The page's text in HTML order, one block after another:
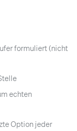
formuliert (nicht
echten
Option jeder